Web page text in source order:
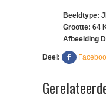
Beeldtype:
Grootte: 64
Afbeelding
Deel: